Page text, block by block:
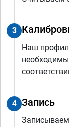
3
Наш
4 Запись